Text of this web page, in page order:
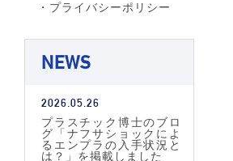
・プライバシーポリシー
NEWS
2026.05.26
プラスチック博士のブロ
グ「ナフサショックによ
るエンプラの入手状況と
は？」を掲載しました